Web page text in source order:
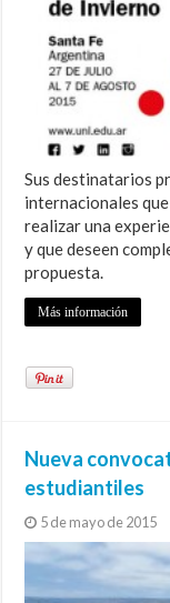
Sus destinatarios
internacionales
realizar una
y que deseen
propuesta.
Más información
Nueva
estudiantiles
5 de mayo de 2015